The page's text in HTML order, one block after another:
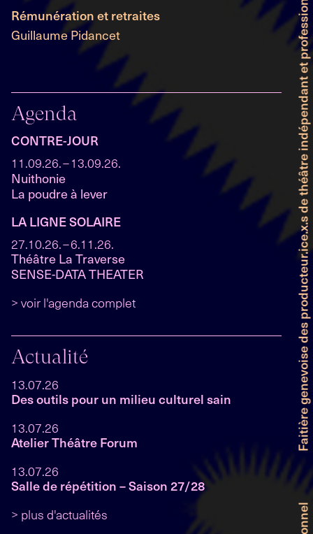
Faitière genevoise des producteur.ice.x.s de théâtre indépendant et professionnel
Rémunération et retraites
Guillaume Pidancet
Agenda
CONTRE-JOUR
11 09 26 13 09 26
Nuithonie
La poudre à lever
LA LIGNE SOLAIRE
27 10 26 6 11 26
Théâtre La Traverse
SENSE-DATA THEATER
> voir l'agenda complet
Actualité
13.07.26
Des outils pour un milieu culturel sain
13.07.26
Atelier Théâtre Forum
13.07.26
Salle de répétition – Saison 27/28
> plus d'actualités